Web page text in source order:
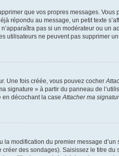
que vos propres messages.
répondu au message, un petit texte
pas si un modérateur ou
utilisateurs ne peuvent pas supprimer
Une fois créée, vous pouvez cocher
signature » à partir du panneau de
en décochant la caseAttacher ma
la modification du premier message
des sondages). Saisissez le titre